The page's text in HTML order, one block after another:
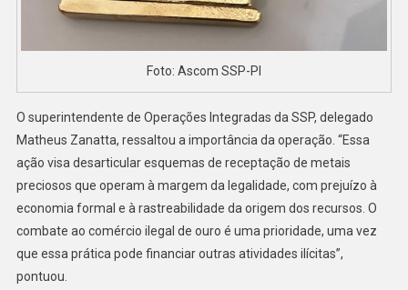
Foto: Ascom SSP-PI
O superintendente de Operações Integradas da SSP, delegado
Matheus Zanatta, ressaltou a importância da operação. “Essa
ação visa desarticular esquemas de receptação de metais
preciosos que operam à margem da legalidade, com prejuízo à
economia formal e à rastreabilidade da origem dos recursos. O
combate ao comércio ilegal de ouro é uma prioridade, uma vez
que essa prática pode financiar outras atividades ilícitas”,
pontuou.